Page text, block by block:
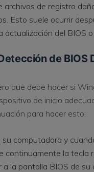
archivos de registro
Esto suele ocurrir
actualización del BIOS
de BIOS
que debe hacer si
de inicio
para hacer esto:
su computadora y
continuamente la tecla
a la pantalla BIOS de su